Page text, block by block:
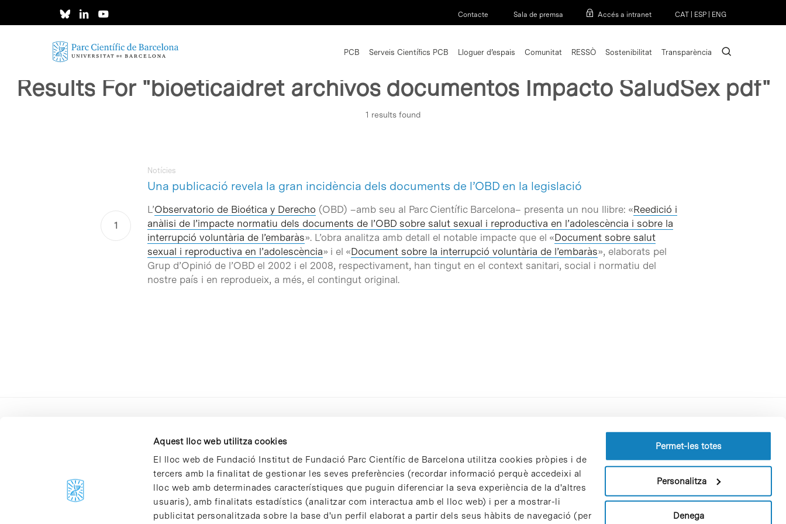
Aquest lloc web utilitza cookies
El lloc web de Fundació Institut de Fundació Parc Científic de Barcelona utilitza cookies pròpies i de
tercers amb la finalitat de gestionar les seves preferències (recordar informació perquè accedeixi al
lloc web amb determinades característiques que puguin diferenciar la seva experiència de la d'altres
usuaris), amb finalitats estadístics (analitzar com interactua amb el lloc web) i per a mostrar-li
publicitat personalitzada sobre la base d'un perfil elaborat a partir dels seus hàbits de navegació (per
Permet-les totes
Personalitza
Denega
Contacte Sala de premsa Accés a intranet CAT ESP ENG
Intro per buscar o ESC per tancar
PCB Serveis Científics PCB Lloguer d’espais Comunitat RESSÒ Sostenibilitat Transparència search
Results For "bioeticaidret archivos documentos Impacto SaludSex pdf"
1 results found
Una publicació revela la gran incidència dels documents de l’OBD en la legislació
Notícies
L’Observatorio de Bioética y Derecho (OBD) –amb seu al Parc Científic Barcelona– presenta un nou llibre: «Reedició i
anàlisi de l’impacte normatiu dels documents de l’OBD sobre salut sexual i reproductiva en l’adolescència i sobre la
interrupció voluntària de l’embaràs». L’obra analitza amb detall el notable impacte que el «Document sobre salut
sexual i reproductiva en l’adolescència» i el «Document sobre la interrupció voluntària de l’embaràs», elaborats pel
Grup d’Opinió de l’OBD el 2002 i el 2008, respectivament, han tingut en el context sanitari, social i normatiu del
nostre país i en reprodueix, a més, el contingut original.
C/Baldiri Reixac, 4-12 i 15
Perfil del contractant
Política de privacitat
Política de cookies
Patrons i patrocinadors
Borsa de treball